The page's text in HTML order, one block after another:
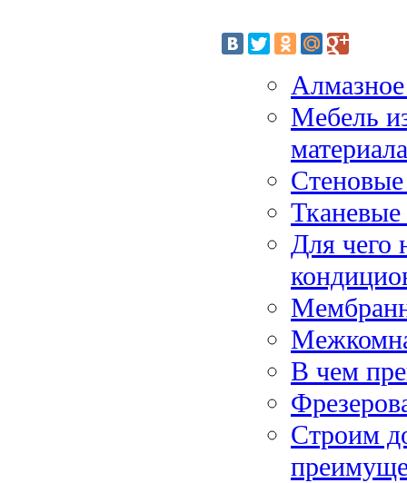
Мебель
материала
Для чего
В чем
Строим